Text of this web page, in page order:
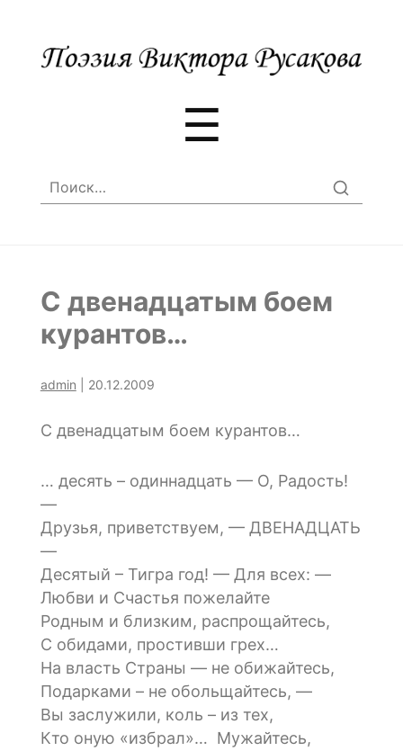
☰
Найти:
С двенадцатым боем
курантов…
admin 20.12.2009
С двенадцатым боем курантов…
… десять – одиннадцать — О, Радость!
—
Друзья, приветствуем, — ДВЕНАДЦАТЬ
—
Десятый – Тигра год! — Для всех: —
Любви и Счастья пожелайте
Родным и близким, распрощайтесь,
С обидами, простивши грех…
На власть Страны — не обижайтесь,
Подарками – не обольщайтесь, —
Вы заслужили, коль – из тех,
Кто оную «избрал»… Мужайтесь,